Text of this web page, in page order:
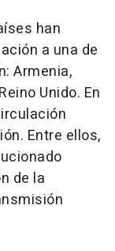
han
a una de
Armenia,
Unido. En
Entre ellos,
de la